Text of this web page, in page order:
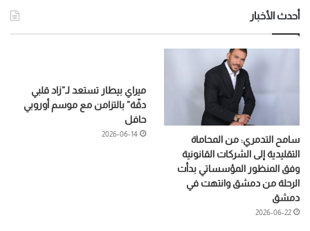
أحدث الأخبار
سامح التدمري: من المحاماة
التقليدية إلى الشركات القانونية
وفق المنظور المؤسساتي بدأت
الرحلة من دمشق وانتهت في
دمشق
2026-06-22
ميراي بيطار تستعد لـ”زاد قلبي
دقّة” بالتزامن مع موسم أوروبي
حافل
2026-06-14